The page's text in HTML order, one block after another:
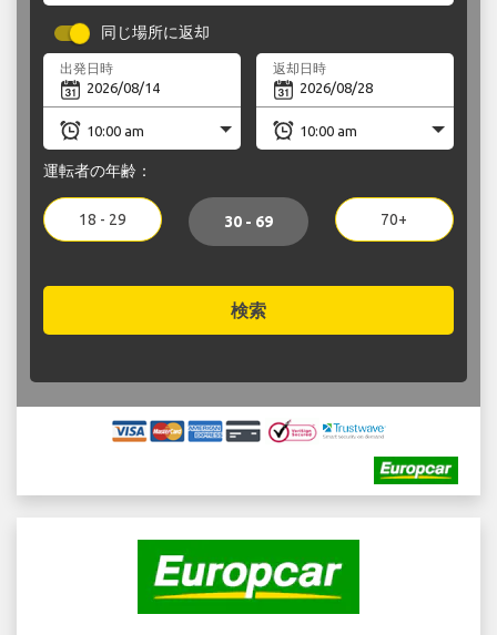
同じ場所に返却
出発日時 返却日時
運転者の年齢：
18 - 29 30 - 69 70+
検索